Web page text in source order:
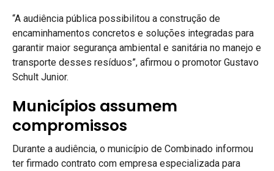
“A audiência pública possibilitou a construção de
encaminhamentos concretos e soluções integradas para
garantir maior segurança ambiental e sanitária no manejo e
transporte desses resíduos”, afirmou o promotor Gustavo
Schult Junior.
Municípios assumem
compromissos
Durante a audiência, o município de Combinado informou
ter firmado contrato com empresa especializada para